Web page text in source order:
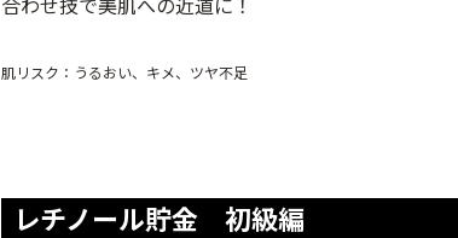
肌リスク：うるおい、キメ、ツヤ不足
レチノール貯金 初級編